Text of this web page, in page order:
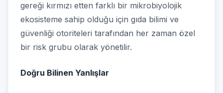
gereği kırmızı etten farklı bir mikrobiyolojik
ekosisteme sahip olduğu için gıda bilimi ve
güvenliği otoriteleri tarafından her zaman özel
bir risk grubu olarak yönetilir.
Doğru Bilinen Yanlışlar